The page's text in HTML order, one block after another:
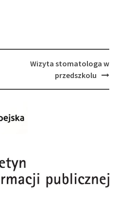
Wizyta stomatologa w
przedszkolu